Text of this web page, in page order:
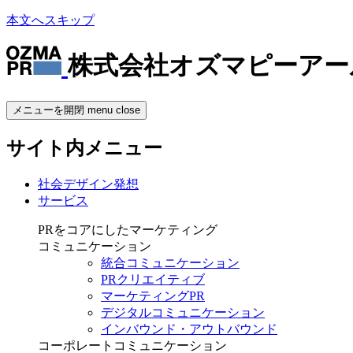
本文へスキップ
株式会社オズマピーア
メニューを開閉 menu close
サイト内メニュー
社会デザイン発想
サービス
PRをコアにしたマーケティング
コミュニケーション
統合コミュニケーション
PRクリエイティブ
マーケティングPR
デジタルコミュニケーション
インバウンド・アウトバウンド
コーポレートコミュニケーション